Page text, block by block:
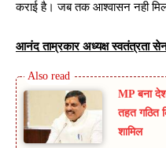
कराई है। जब तक आश्वासन नही
आनंद ताम्रकार अध्यक्ष स्वतंत्रता
MP बना
तहत गठित
शामिल